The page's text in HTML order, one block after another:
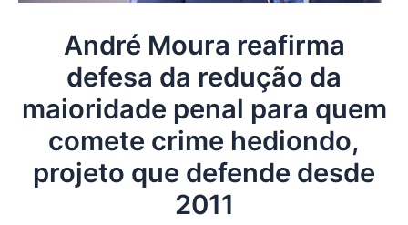
André Moura reafirma
defesa da redução da
maioridade penal para quem
comete crime hediondo,
projeto que defende desde
2011